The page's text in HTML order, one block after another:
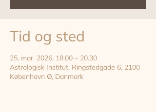
Tid og sted
25. mar. 2026, 18.00 – 20.30
Astrologisk Institut, Ringstedgade 6, 2100
København Ø, Danmark